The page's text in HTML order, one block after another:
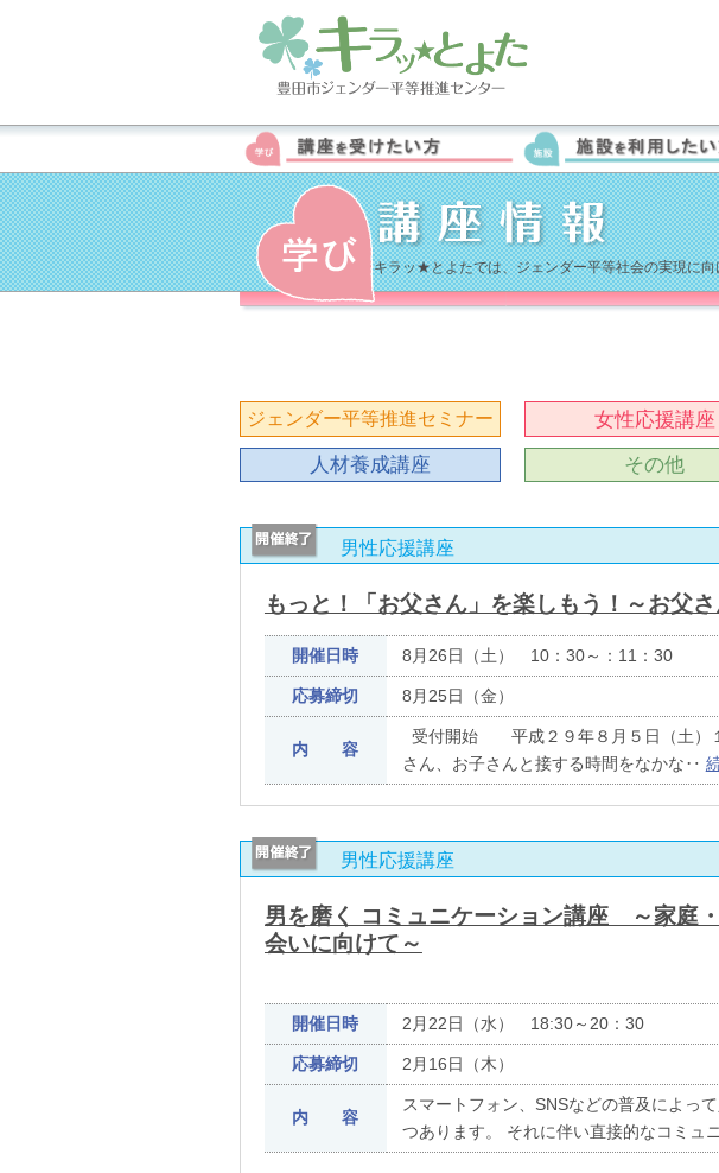
キラッ★とよたでは、ジェンダー平等社会の実現に
ジェンダー平等推進セミナー 女性応援講座
人材養成講座
その他
男性応援講座
もっと！「お父さん」を楽しもう！～お父
開催日時 8月26日（土） 10：30～：11：30
応募締切 8月25日（金）
内 容
受付開始 平成２９年８月５日（土）
さん、お子さんと接する時間をなかな‥
男性応援講座
男を磨く コミュニケーション講座 ～家庭
会いに向けて～
開催日時 2月22日（水） 18:30～20：30
応募締切 2月16日（木）
内 容
スマートフォン、SNSなどの普及によっ
つあります。 それに伴い直接的なコミュ